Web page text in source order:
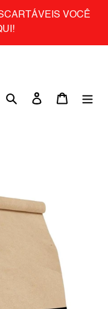
VOCÊ
Search Log in Cart